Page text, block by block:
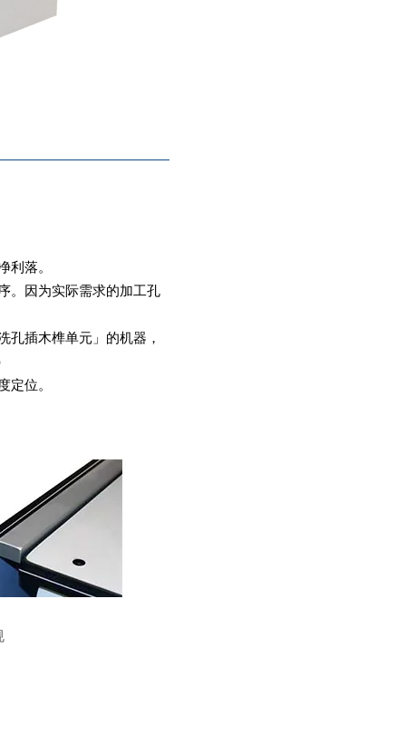
利落。
。因为实际需求的加工孔
插木榫单元」的机器，
定位。